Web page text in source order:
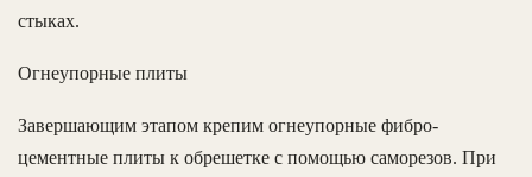
стыках.
Огнеупорные плиты
Завершающим этапом крепим огнеупорные фибро-
цементные плиты к обрешетке с помощью саморезов. При